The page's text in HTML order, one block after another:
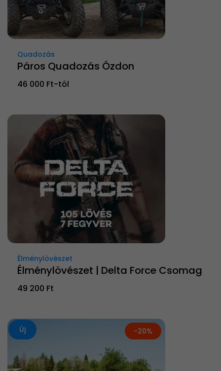
Quadozás
Páros Quadozás Ózdon
46 000 Ft-tól
Élménylövészet
Élménylövészet | Delta Force Csomag
49 200 Ft
Új -20%